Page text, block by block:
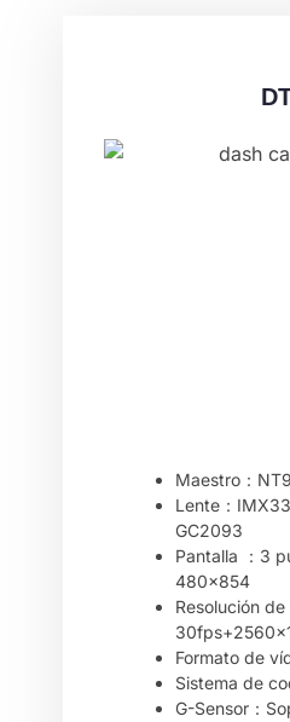
Maestro：
Lente：
GC2093
Pantalla ：3
480×854
Resolución
Formato de
Sistema de
G-Sensor：